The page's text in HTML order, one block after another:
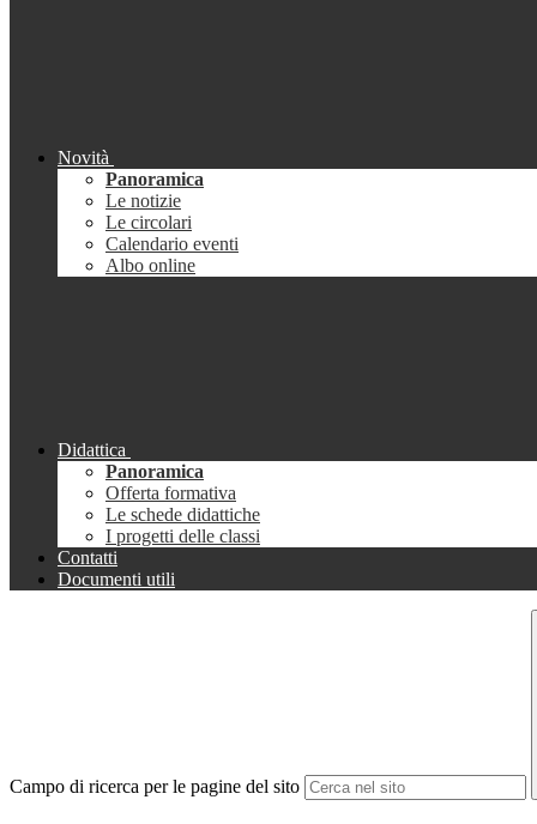
Novità
Panoramica
Le notizie
Le circolari
Calendario eventi
Albo online
Didattica
Panoramica
Offerta formativa
Le schede didattiche
I progetti delle classi
Contatti
Documenti utili
Campo di ricerca per le pagine del sito